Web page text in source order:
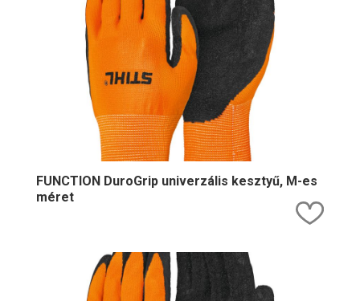
FUNCTION DuroGrip univerzális kesztyű, M-es
méret